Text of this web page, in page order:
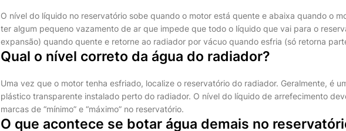
O nível do líquido no reservatório sobe quando o motor está quente e abaixa quando o
ter algum pequeno vazamento de ar que impede que todo o líquido que vai para o
expansão) quando quente e retorne ao radiador por vácuo quando esfria (só retorna
Qual o nível correto da água do radiador?
Uma vez que o motor tenha esfriado, localize o reservatório do radiador. Geralmente, é
plástico transparente instalado perto do radiador. O nível do líquido de arrefecimento
marcas de “mínimo” e “máximo” no reservatório.
O que acontece se botar água demais no